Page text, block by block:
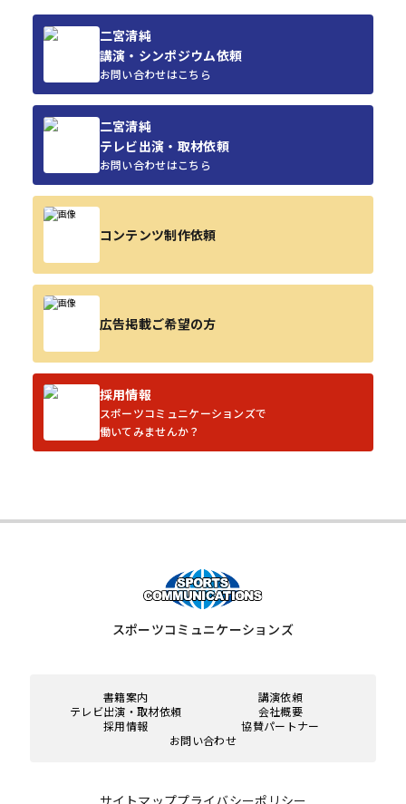
二宮清純
講演・シンポジウム依頼
お問い合わせはこちら
二宮清純
テレビ出演・取材依頼
お問い合わせはこちら
コンテンツ制作依頼
広告掲載ご希望の方
採用情報
スポーツコミュニケーションズで
働いてみませんか？
スポーツコミュニケーションズ
書籍案内
講演依頼
テレビ出演・取材依頼
会社概要
採用情報
協賛パートナー
お問い合わせ
サイトマッププライバシーポリシー